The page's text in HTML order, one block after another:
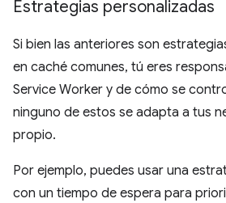
Estrategias personalizadas
Si bien las anteriores son
en caché comunes, tú eres
Service Worker y de cómo se
ninguno de estos se adapta a tus
propio.
Por ejemplo, puedes usar una
con un tiempo de espera para